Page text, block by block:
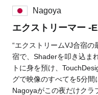
Nagoya
エクストリーマー -
“エクストリームVJ合宿の
宿で、Shaderを叩き込ま
トに身を預け、
グで映像のすべてを5分
Nagoyaがこの夜だけクラ